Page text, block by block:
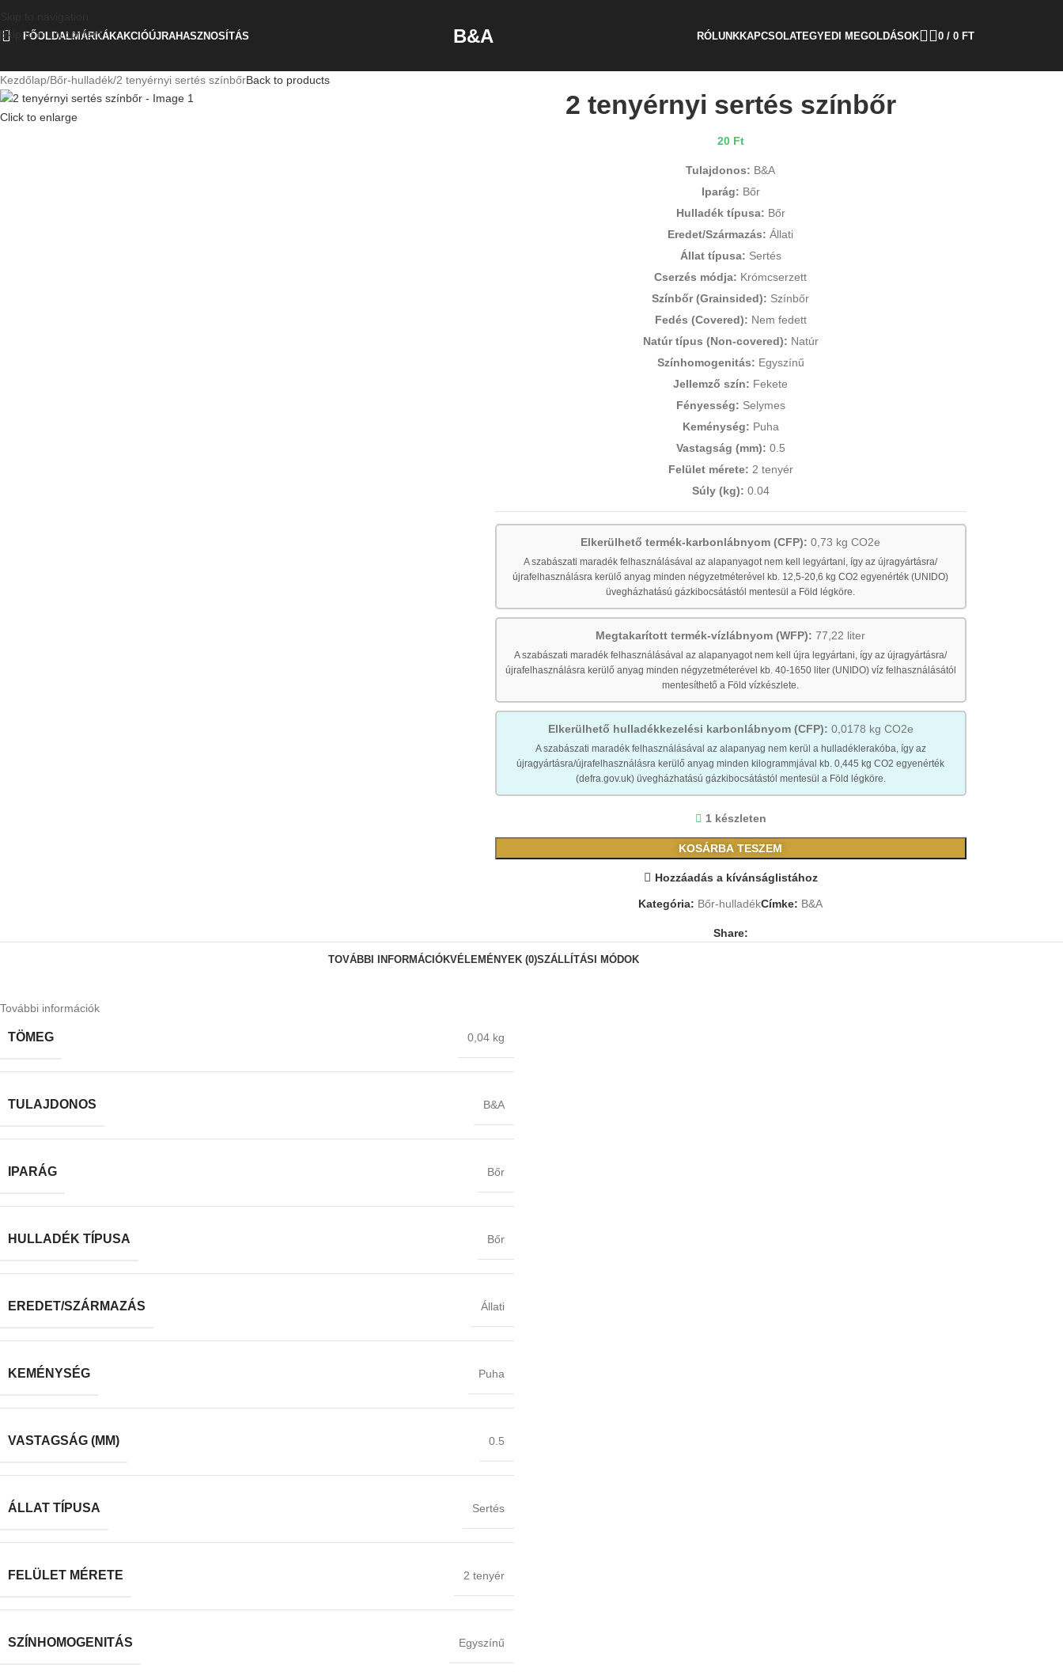
Skip to main content
FŐOLDALMÁRKÁKAKCIÓÚJRAHASZNOSÍTÁS B&A RÓLUNKKAPCSOLATEGYEDI MEGOLDÁSOK 0 / 0 FT
Kezdőlap Bőr-hulladék 2 tenyérnyi sertés színbőrBack to products
Click to enlarge 2 tenyérnyi sertés színbőr
20 Ft
Tulajdonos: B&A
Iparág: Bőr
Hulladék típusa: Bőr
Eredet/Származás: Állati
Állat típusa: Sertés
Cserzés módja: Krómcserzett
Színbőr (Grainsided): Színbőr
Fedés (Covered): Nem fedett
Natúr típus (Non-covered): Natúr
Színhomogenitás: Egyszínű
Jellemző szín: Fekete
Fényesség: Selymes
Keménység: Puha
Vastagság (mm): 0.5
Felület mérete: 2 tenyér
Súly (kg): 0.04
Elkerülhető termék-karbonlábnyom (CFP): 0,73 kg CO2e
A szabászati maradék felhasználásával az alapanyagot nem kell legyártani, így az újragyártásra/
újrafelhasználásra kerülő anyag minden négyzetméterével kb. 12,5-20,6 kg CO2 egyenérték (UNIDO)
üvegházhatású gázkibocsátástól mentesül a Föld légköre.
Megtakarított termék-vízlábnyom (WFP): 77,22 liter
A szabászati maradék felhasználásával az alapanyagot nem kell újra legyártani, így az újragyártásra/
újrafelhasználásra kerülő anyag minden négyzetméterével kb. 40-1650 liter (UNIDO) víz felhasználásától
mentesíthető a Föld vízkészlete.
Elkerülhető hulladékkezelési karbonlábnyom (CFP): 0,0178 kg CO2e
A szabászati maradék felhasználásával az alapanyag nem kerül a hulladéklerakóba, így az
újragyártásra/újrafelhasználásra kerülő anyag minden kilogrammjával kb. 0,445 kg CO2 egyenérték
(defra.gov.uk) üvegházhatású gázkibocsátástól mentesül a Föld légköre.
1 készleten
KOSÁRBA TESZEM
Hozzáadás a kívánságlistához
Kategória: Bőr-hulladékCímke: B&A
Share:
TOVÁBBI INFORMÁCIÓKVÉLEMÉNYEK (0)SZÁLLÍTÁSI MÓDOK
További információk
TÖMEG 0,04 kg
TULAJDONOS B&A
IPARÁG Bőr
HULLADÉK TÍPUSA Bőr
EREDET/SZÁRMAZÁS Állati
KEMÉNYSÉG Puha
VASTAGSÁG (MM) 0.5
ÁLLAT TÍPUSA Sertés
FELÜLET MÉRETE 2 tenyér
SZÍNHOMOGENITÁS Egyszínű